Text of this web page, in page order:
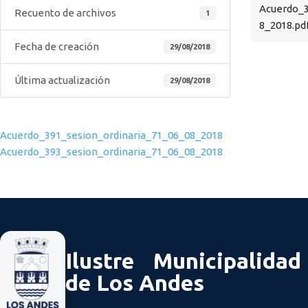
Recuento de archivos 1
Fecha de creación 29/08/2018
Última actualización 29/08/2018
Navegación de entradas
Acuerdo_391_sesion_ordinaria_71_06_08_2018
Acuerdo_393_sesion_ordinaria_71_06_08_2018
Ilustre Municipalidad
de Los Andes